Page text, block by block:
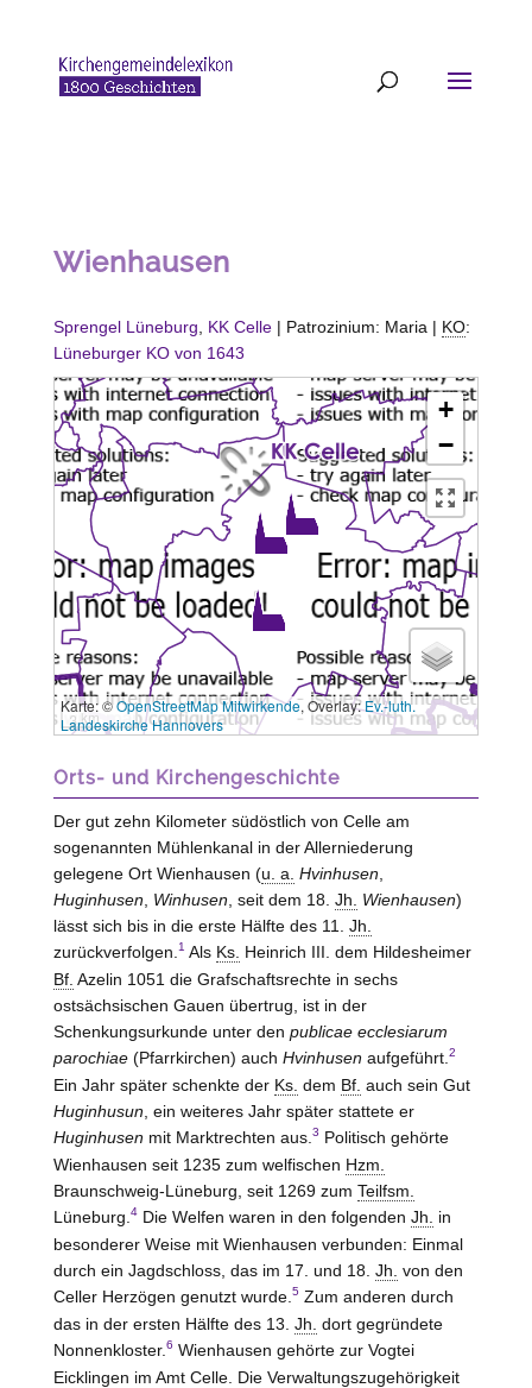
Wienhausen
Sprengel Lüneburg KK Celle| Patrozinium: Maria | KO:
Lüneburger KO von 1643
+
−
3 km
Karte: ©OpenStreetMap Mitwirkende, Overlay:Ev.-luth.
Landeskirche Hannovers
Orts- und Kirchengeschichte
Der gut zehn Kilometer südöstlich von Celle am
sogenannten Mühlenkanal in der Allerniederung
gelegene Ort Wienhausen (u. a. Hvinhusen
Huginhusen
Winhusen , seit dem 18. Jh. Wienhausen)
lässt sich bis in die erste Hälfte des 11. Jh.
zurückverfolgen. 1 Als Ks. Heinrich III. dem Hildesheimer
Bf. Azelin 1051 die Grafschaftsrechte in sechs
ostsächsischen Gauen übertrug, ist in der
Schenkungsurkunde unter den publicae ecclesiarum
parochiae(Pfarrkirchen) auch Hvinhusen aufgeführt. 2
Ein Jahr später schenkte der Ks. dem Bf. auch sein Gut
Huginhusun , ein weiteres Jahr später stattete er
Huginhusen mit Marktrechten aus. 3 Politisch gehörte
Wienhausen seit 1235 zum welfischen Hzm.
Braunschweig-Lüneburg, seit 1269 zum Teilfsm.
Lüneburg. 4Die Welfen waren in den folgenden Jh.
in
besonderer Weise mit Wienhausen verbunden: Einmal
durch ein Jagdschloss, das im 17. und 18. Jh. von den
Celler Herzögen genutzt wurde. 5Zum anderen durch
das in der ersten Hälfte des 13. Jh. dort gegründete
Nonnenkloster. 6 Wienhausen gehörte zur Vogtei
Eicklingen im Amt Celle. Die Verwaltungszugehörigkeit